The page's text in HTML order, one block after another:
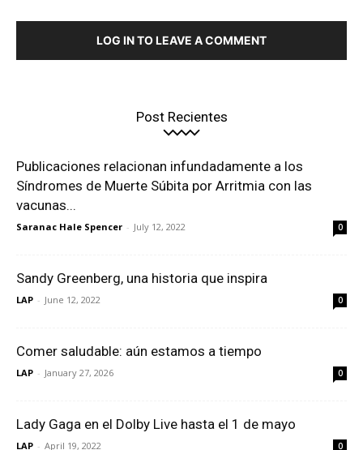
LOG IN TO LEAVE A COMMENT
Post Recientes
Publicaciones relacionan infundadamente a los
Síndromes de Muerte Súbita por Arritmia con las
vacunas...
Saranac Hale Spencer - July 12, 2022 0
Sandy Greenberg, una historia que inspira
LAP - June 12, 2022 0
Comer saludable: aún estamos a tiempo
LAP - January 27, 2026 0
Lady Gaga en el Dolby Live hasta el 1 de mayo
LAP - April 19, 2022 0